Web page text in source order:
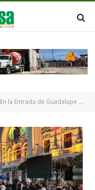
En la Entrada de Guadalupe 2023 brillaron las danzas de los municipios